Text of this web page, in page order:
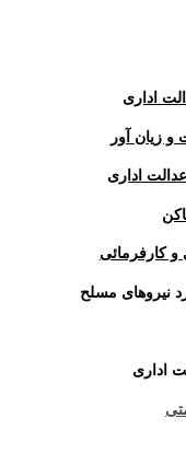
اداری
زیان آور
اداری
و کارفرمائی
نیروهای مسلح
اداری